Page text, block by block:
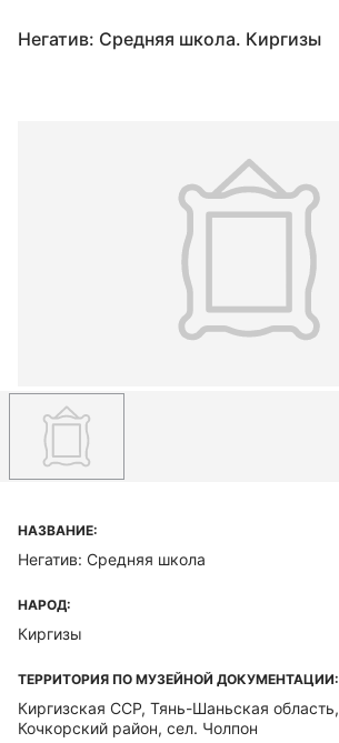
Негатив: Средняя школа. Киргизы
НАЗВАНИЕ:
Негатив: Средняя школа
НАРОД:
Киргизы
ТЕРРИТОРИЯ ПО МУЗЕЙНОЙ ДОКУМЕНТАЦИИ:
Киргизская ССР, Тянь-Шаньская область,
Кочкорский район, сел. Чолпон